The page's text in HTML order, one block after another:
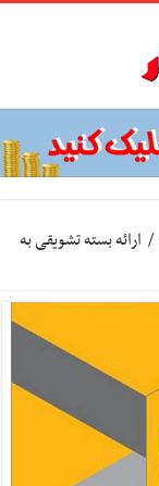
/ ارائه بسته تشویقی به